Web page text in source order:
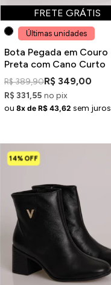
FRETE GRÁTIS
Últimas unidades
Bota Pegada em Couro
Preta com Cano Curto
R$ 389,90R$ 349,00
R$ 331,55 no pix
ou 8x de R$ 43,62 sem juros
14% OFF